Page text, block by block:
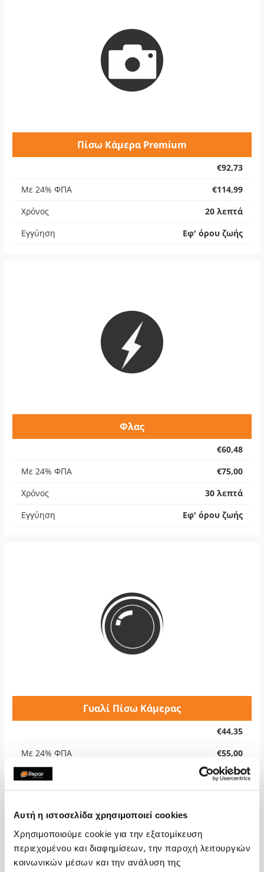
Αυτή η ιστοσελίδα χρησιμοποιεί cookies
Χρησιμοποιούμε cookie για την εξατομίκευση
περιεχομένου και διαφημίσεων, την παροχή λειτουργιών
κοινωνικών μέσων και την ανάλυση της
Πίσω Κάμερα Premium
€92,73
Με 24% ΦΠΑ
€114,99
Χρόνος
20 λεπτά
Εγγύηση
Εφ' όρου ζωής
Φλας
€60,48
Με 24% ΦΠΑ
€75,00
Χρόνος
30 λεπτά
Εγγύηση
Εφ' όρου ζωής
Γυαλί Πίσω Κάμερας
€44,35
Με 24% ΦΠΑ
€55,00
Χρόνος
1-2 ώρες